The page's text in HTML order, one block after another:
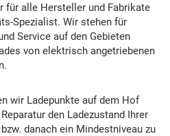
für alle Hersteller und Fabrikate
Spezialist. Wir stehen für
Service auf den Gebieten
von elektrisch angetriebenen
wir Ladepunkte auf dem Hof
den Ladezustand Ihrer
danach ein Mindestniveau zu